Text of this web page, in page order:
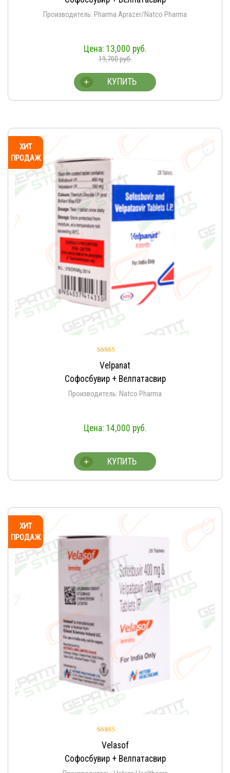
Производитель: Pharma Aprazer/Natco Pharma
13,000 руб.
19,700руб.
КУПИТЬ
+
ХИТ
ПРОДАЖ
4.96
из 5
Velpanat
Софосбувир + Велпатасвир
Производитель: Natco Pharma
14,000 руб.
КУПИТЬ
+
ХИТ
ПРОДАЖ
5.00
из 5
Velasof
Софосбувир + Велпатасвир